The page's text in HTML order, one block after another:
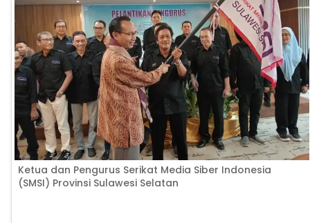
Ketua dan Pengurus Serikat Media Siber Indonesia
(SMSI) Provinsi Sulawesi Selatan